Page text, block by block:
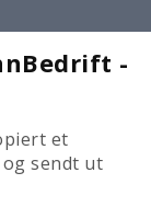
-
et
sendt ut